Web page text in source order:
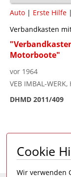
Auto | Erste Hilfe |
Verbandkasten
Motorboote"
vor 1964
VEB IMBAL-
DHMD 2011/409
Seite 1 von 1
Cookie
Wir verwenden